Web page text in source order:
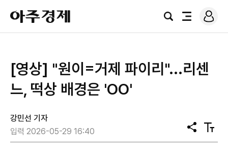
아
주
경
검
전
로
그
[영상] "원이=거제 파이리"...리센
느, 떡상 배경은 'OO'
강민선 기자
입력 2026-05-29 16:40
공
유
텍
스